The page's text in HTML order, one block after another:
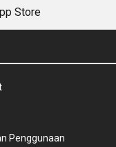
Penggunaan